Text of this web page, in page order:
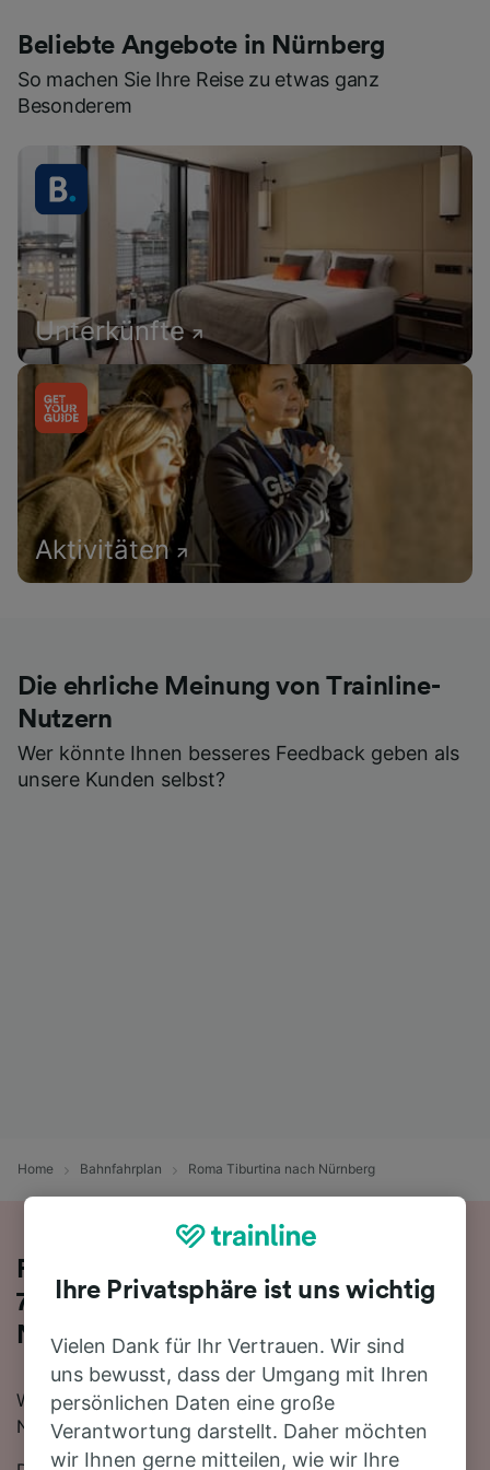
Beliebte Angebote in Nürnberg
So machen Sie Ihre Reise zu etwas ganz
Besonderem
Unterkünfte
Aktivitäten
Die ehrliche Meinung von Trainline-
Nutzern
Wer könnte Ihnen besseres Feedback geben als
unsere Kunden selbst?
Home Bahnfahrplan Roma Tiburtina nach Nürnberg
Fahren Sie mit dem Zug in 11 Stunden
7 Minuten von Roma Tiburtina nach
Nürnberg
Wenn Sie mit dem Zug von Roma Tiburtina nach
Nürnberg reisen möchten, sind Sie hier genau richtig.
Ihre Privatsphäre ist uns wichtig
Vielen Dank für Ihr Vertrauen. Wir sind
uns bewusst, dass der Umgang mit Ihren
persönlichen Daten eine große
Verantwortung darstellt. Daher möchten
wir Ihnen gerne mitteilen, wie wir Ihre